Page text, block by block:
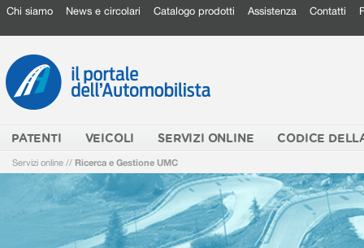
Chi siamo News e circolari Catalogo prodotti Assistenza Contatti
PATENTI VEICOLI SERVIZI ONLINE CODICE
Servizi online // Ricerca e Gestione UMC